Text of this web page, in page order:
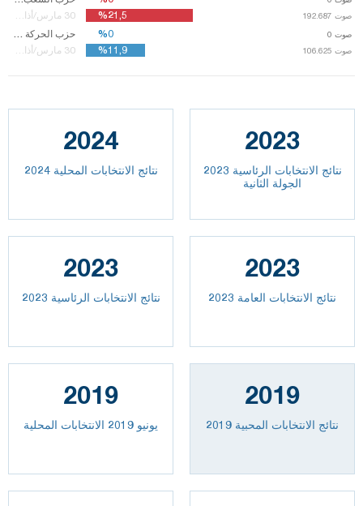
حزب الحركة القومية %0 0 صوت %0
%21,5 192.687 صوت
%11,9 106.625 صوت
%21,5 192.687 صوت
%11,9 106.625 صوت
2024
نتائج الانتخابات المحلية 2024
2023
نتائج الانتخابات الرئاسية 2023
الجولة الثانية
2023
نتائج الانتخابات الرئاسية 2023
2023
2023 نتائج الانتخابات العامة
2019
يونيو 2019 الانتخابات المحلية
2019
نتائج الانتخابات المحبية 2019